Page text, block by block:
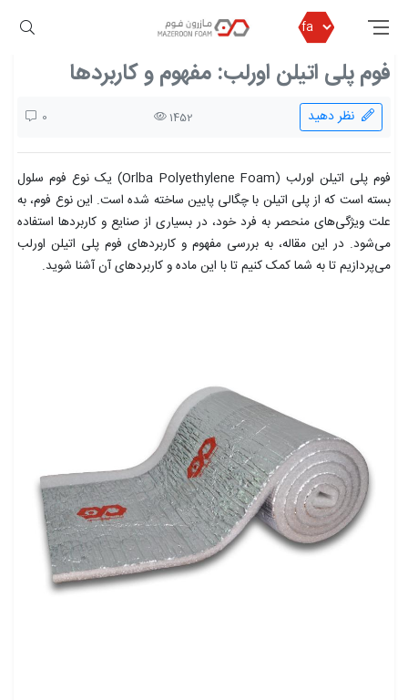
مازرون فوم بلاگ مازرون فوم فوم پلی اتیلن اورلب: مفهوم و کاربردها
فوم پلی اتیلن اورلب: مفهوم و کاربردها
0 1452 نظر دهید
فوم پلی اتیلن اورلب (Orlba Polyethylene Foam) یک نوع فوم سلول
بسته است که از پلی اتیلن با چگالی پایین ساخته شده است. این نوع فوم، به
علت ویژگی‌های منحصر به فرد خود، در بسیاری از صنایع و کاربردها استفاده
می‌شود. در این مقاله، به بررسی مفهوم و کاربردهای فوم پلی اتیلن اورلب
می‌پردازیم تا به شما کمک کنیم تا با این ماده و کاربردهای آن آشنا شوید.